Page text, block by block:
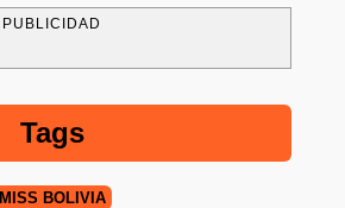
PUBLICIDAD
Tags
MISS BOLIVIA